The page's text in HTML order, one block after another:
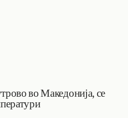
во Македонија, се